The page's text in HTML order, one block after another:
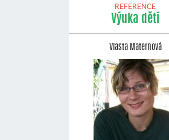
REFERENCE
Výuka dětí
Vlasta Maternová